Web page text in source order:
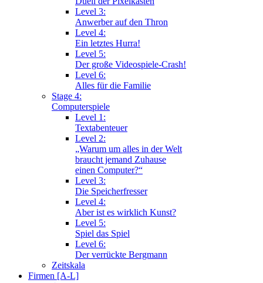
Level 3:
Anwerber auf den Thron
Level 4:
Ein letztes Hurra!
Level 5:
Der große Videospiele-Crash!
Level 6:
Alles für die Familie
Stage 4:
Computerspiele
Level 1:
Textabenteuer
Level 2:
„Warum um alles in der Welt
braucht jemand Zuhause
einen Computer?“
Level 3:
Die Speicherfresser
Level 4:
Aber ist es wirklich Kunst?
Level 5:
Spiel das Spiel
Level 6:
Der verrückte Bergmann
Zeitskala
Firmen [A-L]